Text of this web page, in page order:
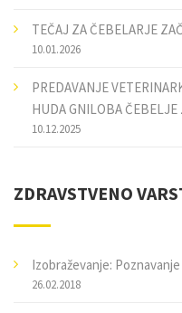
TEČAJ ZA ČEBELARJE
10.01.2026
PREDAVANJE
HUDA GNILOBA ČEBELJE
10.12.2025
ZDRAVSTVENO
Izobraževanje:
26.02.2018